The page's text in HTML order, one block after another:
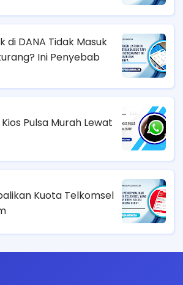
di DANA Tidak Masuk
Ini Penyebab
Pulsa Murah Lewat
Kuota Telkomsel